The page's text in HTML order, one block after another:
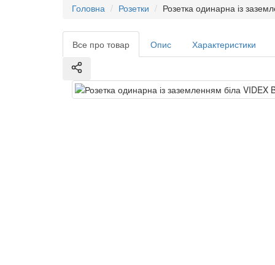
Головна Розетки Розетка одинарна із
Все про товар Опис Характеристики